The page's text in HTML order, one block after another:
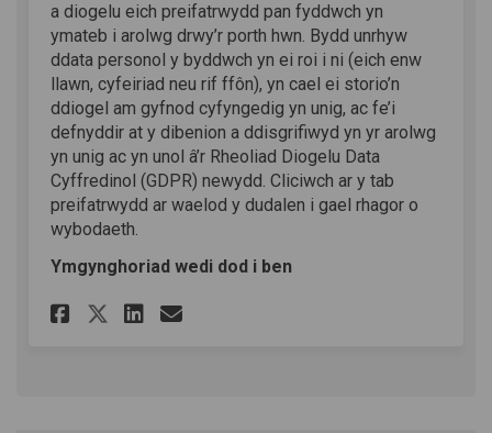
a diogelu eich preifatrwydd pan fyddwch yn
ymateb i arolwg drwy’r porth hwn. Bydd unrhyw
ddata personol y byddwch yn ei roi i ni (eich enw
llawn, cyfeiriad neu rif ffôn), yn cael ei storio’n
ddiogel am gyfnod cyfyngedig yn unig, ac fe’i
defnyddir at y dibenion a ddisgrifiwyd yn yr arolwg
yn unig ac yn unol â’r Rheoliad Diogelu Data
Cyffredinol (GDPR) newydd. Cliciwch ar y tab
preifatrwydd ar waelod y dudalen i gael rhagor o
wybodaeth.
Ymgynghoriad wedi dod i ben
Rhannu Arolwg Cynllun
Rhannu Arolwg Cynllun
Rhannu Arolwg
E-bost Arolwg